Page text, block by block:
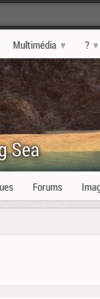
Multimédia ?
Sea
Forums